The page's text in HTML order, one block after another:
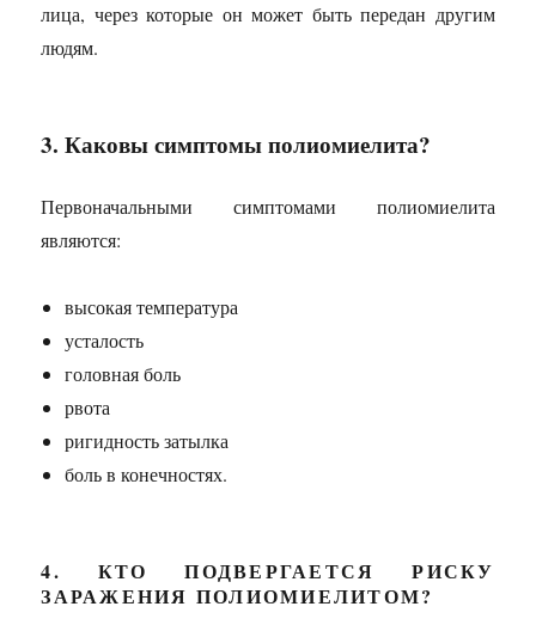
лица, через которые он может быть передан другим
людям.
3. Каковы симптомы полиомиелита?
Первоначальными симптомами полиомиелита
являются:
высокая температура
усталость
головная боль
рвота
ригидность затылка
боль в конечностях.
4. КТО ПОДВЕРГАЕТСЯ РИСКУ
ЗАРАЖЕНИЯ ПОЛИОМИЕЛИТОМ?